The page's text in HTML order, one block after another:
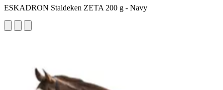
ESKADRON Staldeken ZETA 200 g - Navy